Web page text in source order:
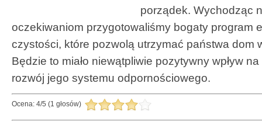
porządek. Wychodząc
oczekiwaniom przygotowaliśmy bogaty program
czystości, które pozwolą utrzymać państwa dom
Będzie to miało niewątpliwie pozytywny wpływ
rozwój jego systemu odpornościowego.
Ocena: 4/5 (1 głosów)